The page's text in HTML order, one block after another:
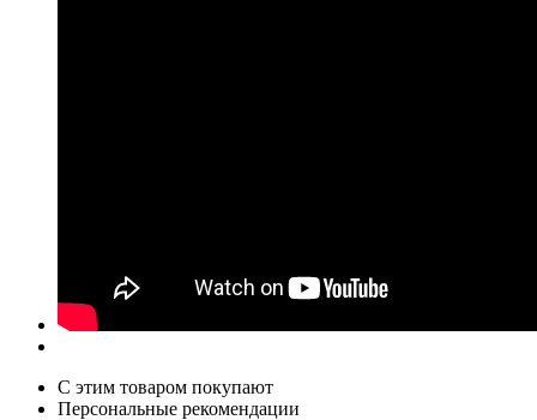
С этим товаром покупают
Персональные рекомендации